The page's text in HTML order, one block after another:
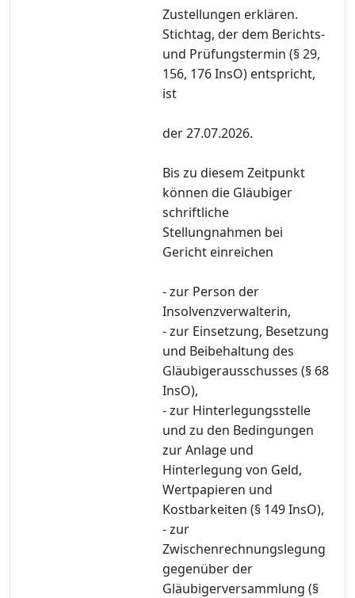
Zustellungen erklären.
Stichtag, der dem Berichts-
und Prüfungstermin (§ 29,
156, 176 InsO) entspricht,
ist
der 27.07.2026.
Bis zu diesem Zeitpunkt
können die Gläubiger
schriftliche
Stellungnahmen bei
Gericht einreichen
- zur Person der
Insolvenzverwalterin,
- zur Einsetzung, Besetzung
und Beibehaltung des
Gläubigerausschusses (§ 68
InsO),
- zur Hinterlegungsstelle
und zu den Bedingungen
zur Anlage und
Hinterlegung von Geld,
Wertpapieren und
Kostbarkeiten (§ 149 InsO),
- zur
Zwischenrechnungslegung
gegenüber der
Gläubigerversammlung (§